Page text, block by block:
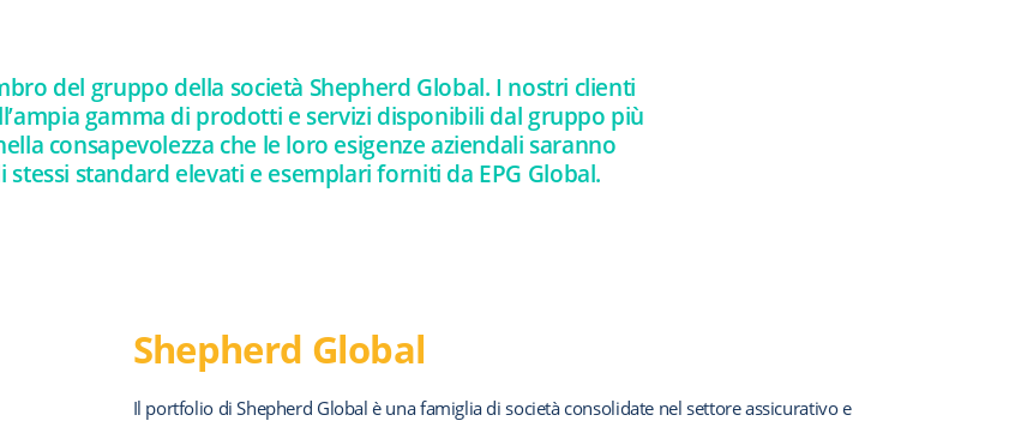
del gruppo della società Shepherd Global. I nostri clienti
gamma di prodotti e servizi disponibili dal gruppo più
consapevolezza che le loro esigenze aziendali saranno
stessi standard elevati e esemplari forniti da EPG Global.
Shepherd Global
Il portfolio di Shepherd Global è una famiglia di società consolidate nel settore assicurativo e